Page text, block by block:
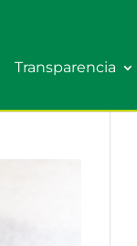
Transparencia